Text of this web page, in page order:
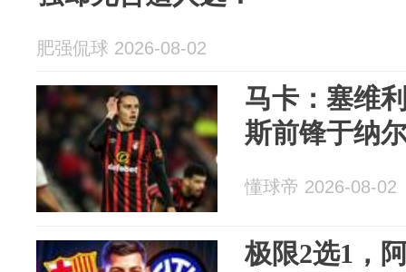
肥强侃球 2026-08-02
马卡：塞维
斯前锋于纳
懂球帝 2026-08-02
极限2选1，